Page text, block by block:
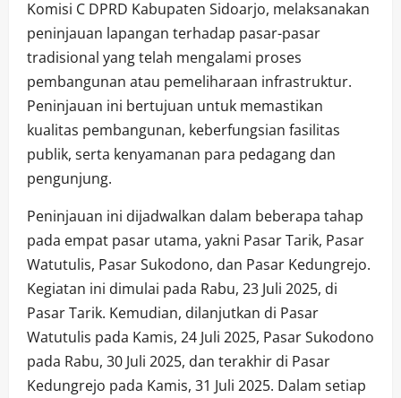
Komisi C DPRD Kabupaten Sidoarjo, melaksanakan
peninjauan lapangan terhadap pasar-pasar
tradisional yang telah mengalami proses
pembangunan atau pemeliharaan infrastruktur.
Peninjauan ini bertujuan untuk memastikan
kualitas pembangunan, keberfungsian fasilitas
publik, serta kenyamanan para pedagang dan
pengunjung.
Peninjauan ini dijadwalkan dalam beberapa tahap
pada empat pasar utama, yakni Pasar Tarik, Pasar
Watutulis, Pasar Sukodono, dan Pasar Kedungrejo.
Kegiatan ini dimulai pada Rabu, 23 Juli 2025, di
Pasar Tarik. Kemudian, dilanjutkan di Pasar
Watutulis pada Kamis, 24 Juli 2025, Pasar Sukodono
pada Rabu, 30 Juli 2025, dan terakhir di Pasar
Kedungrejo pada Kamis, 31 Juli 2025. Dalam setiap